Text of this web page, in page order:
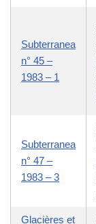
Subterranea
n° 45 –
1983 – 1
Subterranea
n° 47 –
1983 – 3
Glacières et